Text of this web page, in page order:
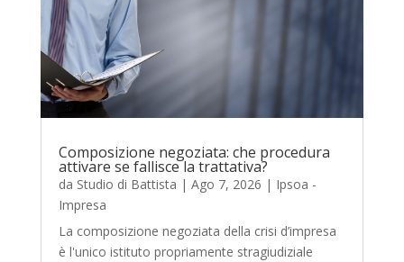
Composizione negoziata: che procedura
attivare se fallisce la trattativa?
da Studio di Battista | Ago 7, 2026 | Ipsoa -
Impresa
La composizione negoziata della crisi d’impresa
è l'unico istituto propriamente stragiudiziale